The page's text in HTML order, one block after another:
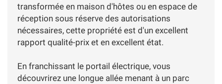
transformée en maison d'hôtes ou en espace de
réception sous réserve des autorisations
nécessaires, cette propriété est d'un excellent
rapport qualité-prix et en excellent état.
En franchissant le portail électrique, vous
découvrirez une longue allée menant à un parc